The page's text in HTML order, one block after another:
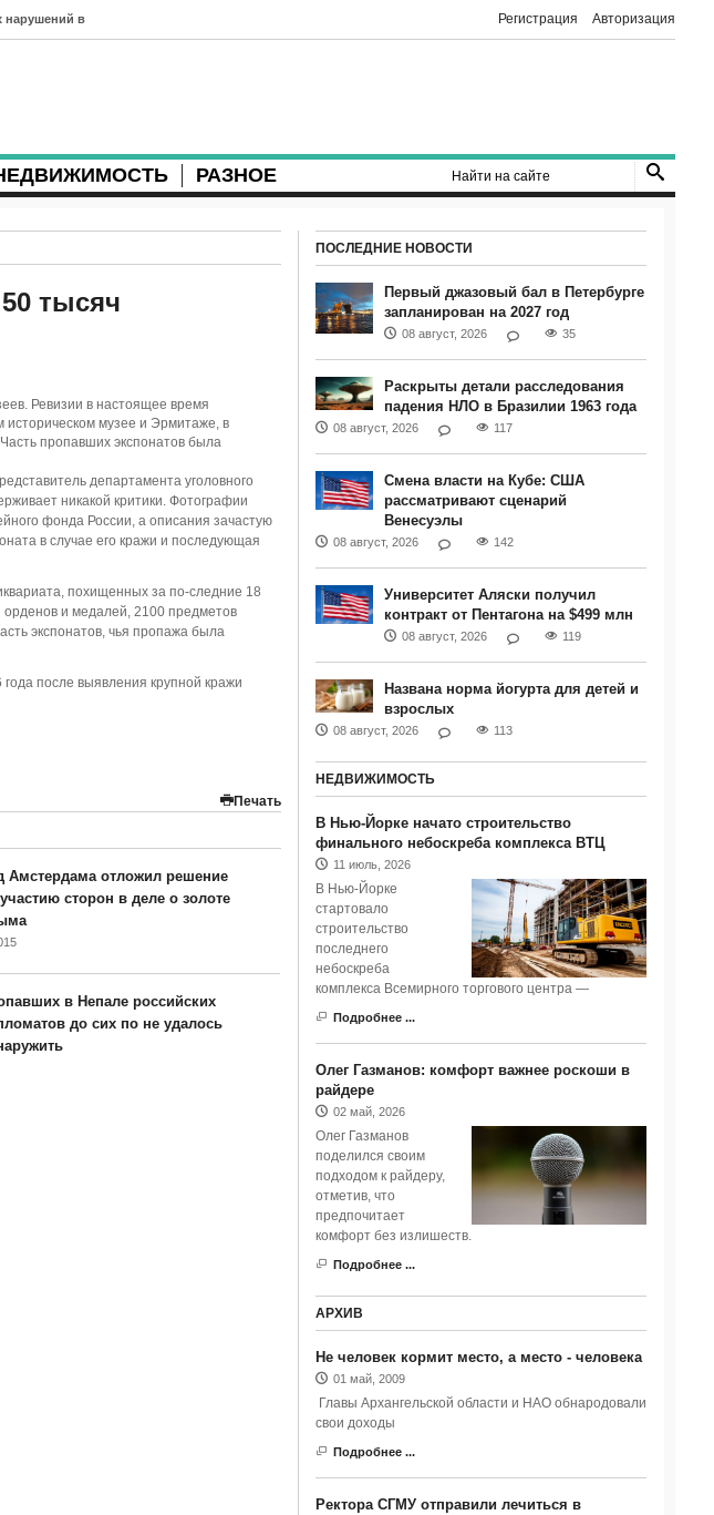
нарушений в
в России
яркие
Vitronic
Регистрация Авторизация
РАЗНОЕ
тысяч
Ревизии в настоящее время
музее и Эрмитаже, в
пропавших экспонатов была
департамента уголовного
никакой критики. Фотографии
фонда России, а описания зачастую
в случае его кражи и последующая
похищенных за по-следние 18
орденов и медалей, 2100 предметов
экспонатов, чья пропажа была
после выявления крупной кражи
Печать
Амстердама отложил решение
сторон в деле о золоте
в Непале российских
до сих по не удалось
ПОСЛЕДНИЕ НОВОСТИ
Первый джазовый бал в Петербурге
запланирован на 2027 год
08 август, 2026 35
Раскрыты детали расследования
падения НЛО в Бразилии 1963 года
08 август, 2026 117
Смена власти на Кубе: США
рассматривают сценарий
Венесуэлы
08 август, 2026 142
Университет Аляски получил
контракт от Пентагона на $499 млн
08 август, 2026 119
Названа норма йогурта для детей и
взрослых
08 август, 2026 113
НЕДВИЖИМОСТЬ
В Нью-Йорке начато строительство
финального небоскреба комплекса ВТЦ
11 июль, 2026
В Нью-Йорке
стартовало
строительство
последнего
небоскреба
комплекса Всемирного торгового центра —
Подробнее ...
Олег Газманов: комфорт важнее роскоши в
райдере
02 май, 2026
Олег Газманов
поделился своим
подходом к райдеру,
отметив, что
предпочитает
комфорт без излишеств.
Подробнее ...
АРХИВ
Не человек кормит место, а место - человека
01 май, 2009
Главы Архангельской области и НАО обнародовали
свои доходы
Подробнее ...
Ректора СГМУ отправили лечиться в